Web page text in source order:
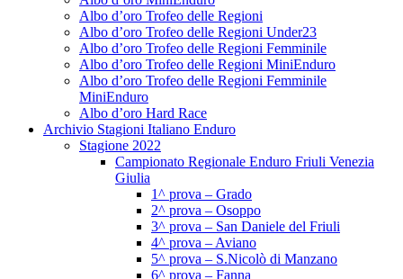
Albo d’oro Trofeo delle Regioni
Albo d’oro Trofeo delle Regioni Under23
Albo d’oro Trofeo delle Regioni Femminile
Albo d’oro Trofeo delle Regioni MiniEnduro
Albo d’oro Trofeo delle Regioni Femminile
MiniEnduro
Albo d’oro Hard Race
Archivio Stagioni Italiano Enduro
Stagione 2022
Campionato Regionale Enduro Friuli Venezia
Giulia
1^ prova – Grado
2^ prova – Osoppo
3^ prova – San Daniele del Friuli
4^ prova – Aviano
5^ prova – S.Nicolò di Manzano
6^ prova – Fanna